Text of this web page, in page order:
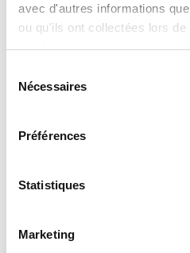
avec d'autres informations
ou qu'ils ont collectées lors
services.
Nécessaires
Préférences
Statistiques
Marketing
Bouchon zamac avec